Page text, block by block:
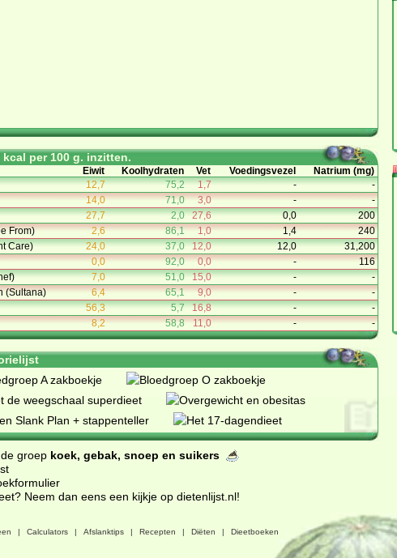
kcal per 100 g. inzitten.
Eiwit Koolhydraten Vet Voedingsvezel
Natrium (mg)
12,7 75,2 1,7 -
-
14,0 71,0 3,0 -
-
27,7 2,0 27,6 0,0
200
From)
2,6 86,1 1,0 1,4
240
Care)
24,0 37,0 12,0 12,0
31,200
0,0 92,0 0,0 -
116
7,0 51,0 15,0 -
-
(Sultana)
6,4 65,1 9,0 -
-
56,3 5,7 16,8 -
-
8,2 58,8 11,0 - -
groep koek, gebak, snoep en suikers
Neem dan eens een kijkje op dietenlijst.nl!
| Calculators | Afslanktips | Recepten | Diëten | Dieetboeken